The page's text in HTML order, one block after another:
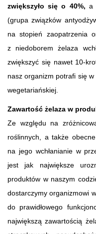
zwiększyło się o 40%, a
(grupa związków
na stopień zaopatrzenia
z niedoborem żelaza
zwiększyć się nawet 10-
nasz organizm potrafi się
wegetariańskiej.
Zawartość żelaza w
Ze względu na
roślinnych, a także
na jego wchłanianie w
jest jak największe
produktów w naszym
dostarczymy organizmowi
do prawidłowego
największą zawartością